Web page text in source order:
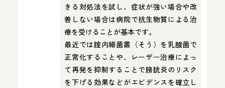
きる対処法を試し、症状が強い場合や改
善しない場合は病院で抗生物質による治
療を受けることが基本です。
最近では腟内細菌叢（そう）を乳酸菌で
正常化することや、レーザー治療によっ
て再発を抑制することで膀胱炎のリスク
を下げる効果などがエビデンスを確立し